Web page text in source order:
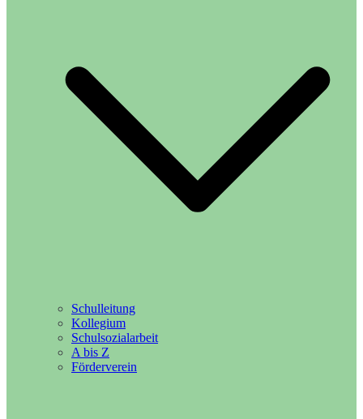
Schulleitung
Kollegium
Schulsozialarbeit
A bis Z
Förderverein